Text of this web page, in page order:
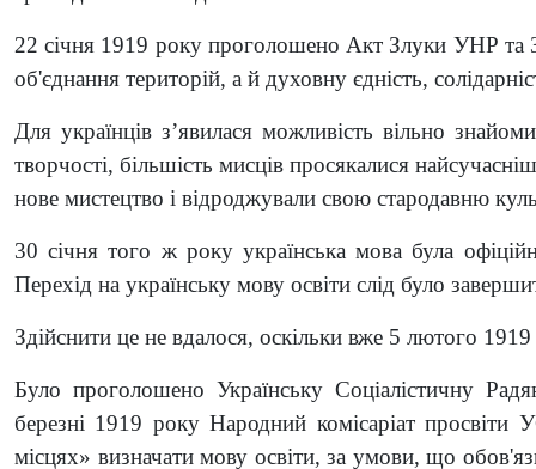
22 січня 1919 року проголошено Акт Злуки УНР та
об'єднання територій, а й духовну єдність,
Для українців з’явилася можливість вільно
творчості, більшість мисців просякалися
нове мистецтво і відроджували свою стародавню
30 січня того ж року українська мова була
Перехід на українську мову освіти слід було
Здійснити це не вдалося, оскільки вже 5 лютого
Було проголошено Українську Соціалістичну
березні 1919 року Народний комісаріат
місцях» визначати мову освіти, за умови, що